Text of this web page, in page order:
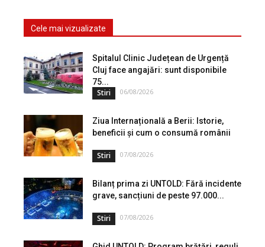
Cele mai vizualizate
Spitalul Clinic Județean de Urgență
Cluj face angajări: sunt disponibile
75...
Stiri 06/08/2026
Ziua Internațională a Berii: Istorie,
beneficii și cum o consumă românii
Stiri 07/08/2026
Bilanț prima zi UNTOLD: Fără incidente
grave, sancțiuni de peste 97.000...
Stiri 07/08/2026